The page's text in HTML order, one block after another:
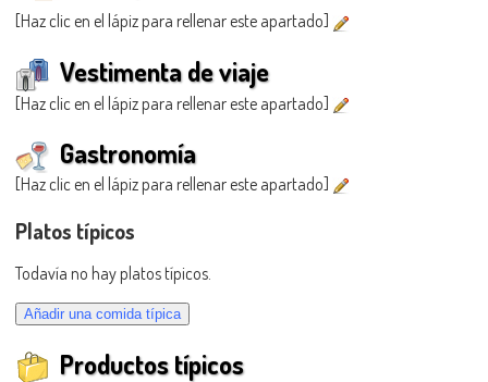
[Haz clic en el lápiz para rellenar este apartado]
Vestimenta de viaje
[Haz clic en el lápiz para rellenar este apartado]
Gastronomía
[Haz clic en el lápiz para rellenar este apartado]
Platos típicos
Todavía no hay platos típicos.
Productos típicos